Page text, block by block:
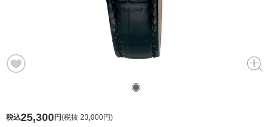
税込25,300円(税抜 23,000円)